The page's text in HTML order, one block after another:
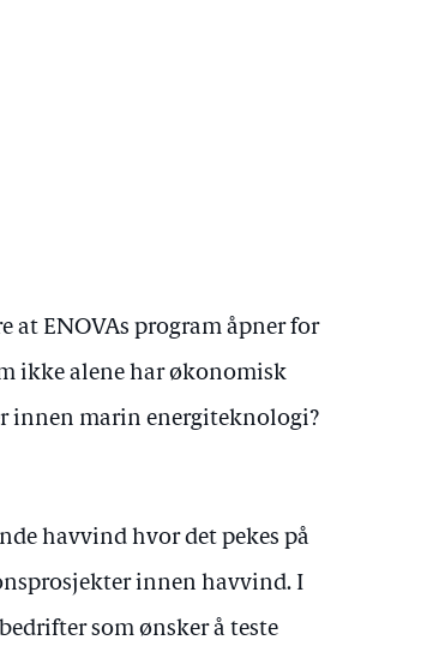
at ENOVAs program åpner for
ikke alene har økonomisk
innen marin energiteknologi?
havvind hvor det pekes på
innen havvind. I
som ønsker å teste